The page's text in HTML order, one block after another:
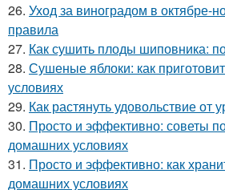
26. Уход за виноградом в октябре-
правила
27. Как сушить плоды шиповника:
28. Сушеные яблоки: как
условиях
29. Как растянуть удовольствие от
30. Просто и эффективно: советы
домашних условиях
31. Просто и эффективно: как
домашних условиях